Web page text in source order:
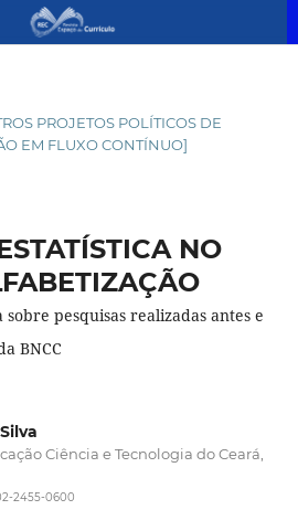
PROJETOS POLÍTICOS DE
EM FLUXO CONTÍNUO]
NO
pesquisas realizadas antes e
BNCC
Ciência e Tecnologia do Ceará,
2455-0600